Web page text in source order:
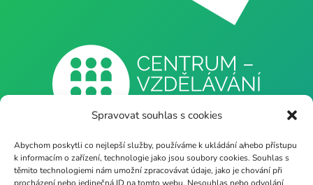
Spravovat souhlas s cookies
Abychom poskytli co nejlepší služby, používáme k ukládání a/nebo přístupu
k informacím o zařízení, technologie jako jsou soubory cookies. Souhlas s
těmito technologiemi nám umožní zpracovávat údaje, jako je chování při
Naše webové stránky